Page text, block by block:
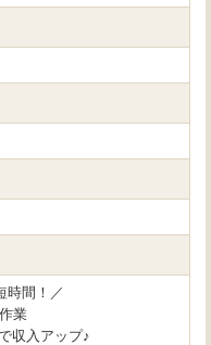
時間！／
業
収入アップ♪